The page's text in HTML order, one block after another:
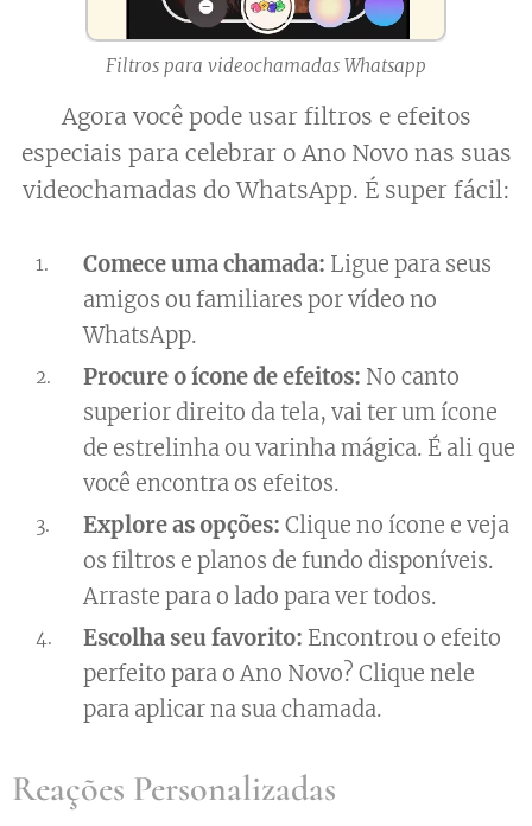
Filtros para videochamadas Whatsapp
Agora você pode usar filtros e efeitos
especiais para celebrar o Ano Novo nas suas
videochamadas do WhatsApp. É super fácil:
Comece uma chamada: Ligue para seus
amigos ou familiares por vídeo no
WhatsApp.
Procure o ícone de efeitos: No canto
superior direito da tela, vai ter um ícone
de estrelinha ou varinha mágica. É ali que
você encontra os efeitos.
Explore as opções: Clique no ícone e veja
os filtros e planos de fundo disponíveis.
Arraste para o lado para ver todos.
Escolha seu favorito: Encontrou o efeito
perfeito para o Ano Novo? Clique nele
para aplicar na sua chamada.
Reações Personalizadas